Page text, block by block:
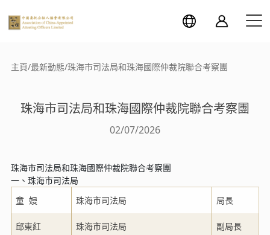
主頁/最新動態/珠海市司法局和珠海國際仲裁院聯合考察團
珠海市司法局和珠海國際仲裁院聯合考察團
02/07/2026
珠海市司法局和珠海國際仲裁院聯合考察團
一、珠海市司法局
童 嫚
珠海市司法局 局長
邱東紅 珠海市司法局 副局長